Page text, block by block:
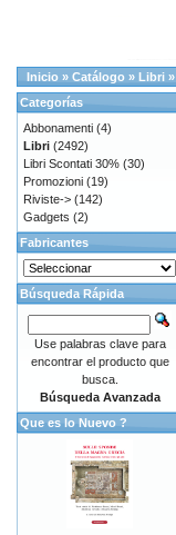
Inicio » Catálogo » Libri »
Categorías
Abbonamenti (4)
Libri (2492)
Libri Scontati 30% (30)
Promozioni (19)
Riviste-> (142)
Gadgets (2)
Fabricantes
Búsqueda Rápida
Use palabras clave para
encontrar el producto que
busca.
Búsqueda Avanzada
Que es lo Nuevo ?